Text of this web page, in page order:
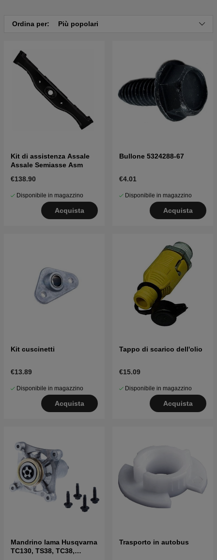
CT126 2011-07 (96051001301)
Clicca qui per il catalogo ricambi di Husqvarna
CT126 2010-01 (96041008501)
Clicca qui per il catalogo ricambi di Husqvarna
CT126 2009-01 (96041008500)
Clicca qui per il catalogo ricambi di Husqvarna
CT126 2009-01 (96041007700)
Ordina per: Più popolari
Kit di assistenza Assale
Assale Semiasse Asm
€138.90
Disponibile in magazzino
Acquista
Bullone 5324288-67
€4.01
Disponibile in magazzino
Acquista
Kit cuscinetti
€13.89
Disponibile in magazzino
Acquista
Tappo di scarico dell'olio
€15.09
Disponibile in magazzino
Acquista
Mandrino lama Husqvarna
TC130, TS38, TC38,
Trasporto in autobus